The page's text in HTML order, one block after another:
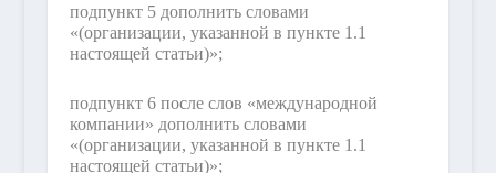
подпункт 5 дополнить словами
«(организации, указанной в пункте 1.1
настоящей статьи)»;
подпункт 6 после слов «международной
компании» дополнить словами
«(организации, указанной в пункте 1.1
настоящей статьи)»;